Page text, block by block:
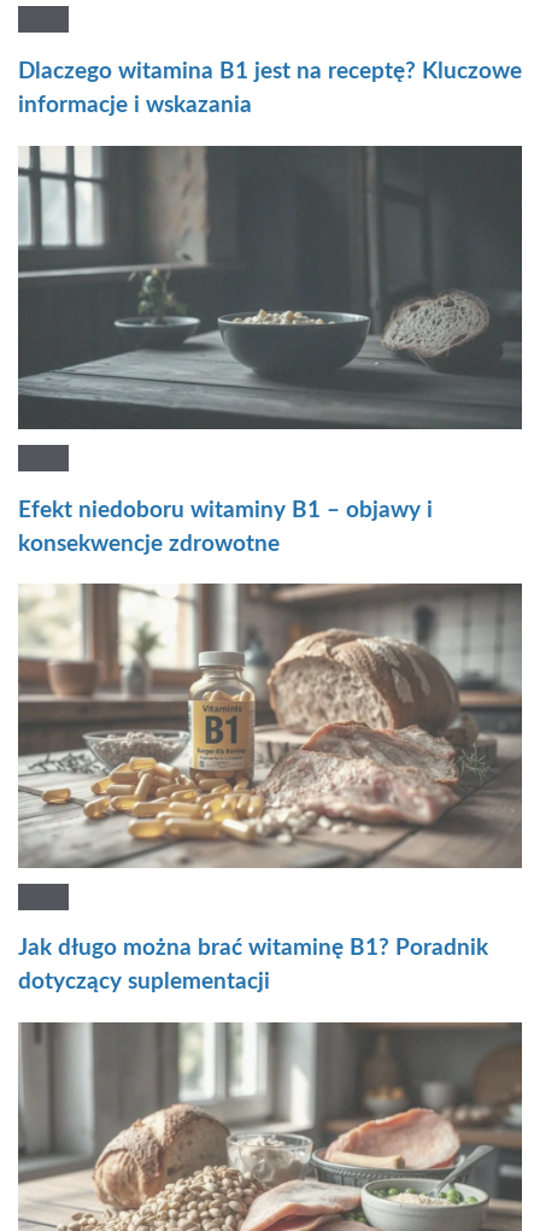
Dlaczego witamina B1 jest na receptę? Kluczowe
informacje i wskazania
Efekt niedoboru witaminy B1 – objawy i
konsekwencje zdrowotne
Jak długo można brać witaminę B1? Poradnik
dotyczący suplementacji